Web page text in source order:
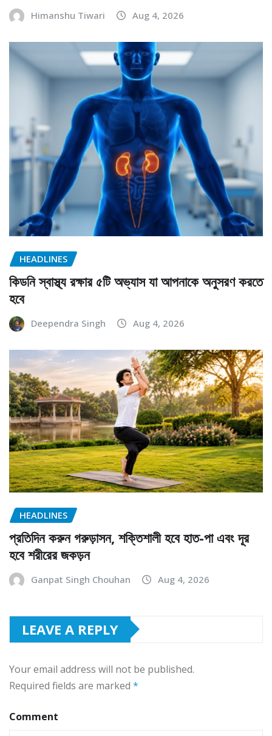
Himanshu Tiwari Aug 4, 2026
HEADLINES
কিডনি স্বাস্থ্য রক্ষার ৫টি অভ্যাস যা আপনাকে অনুসরণ করতে
হবে
Deependra Singh Aug 4, 2026
HEADLINES
প্রতিদিন করুন গরুড়াসন, শক্তিশালী হবে হাত-পা এবং দূর
হবে শরীরের জকড়ন
Ganpat Singh Chouhan Aug 4, 2026
LEAVE A REPLY
Your email address will not be published.
Required fields are marked *
Comment